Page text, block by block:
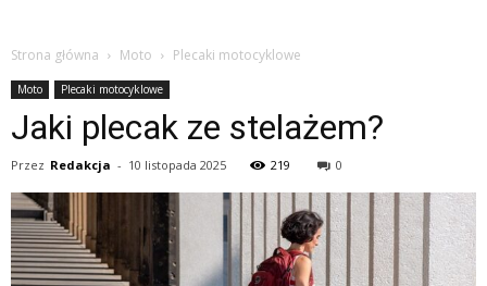
Strona główna Moto Plecaki motocyklowe
Moto Plecaki motocyklowe
Jaki plecak ze stelażem?
Przez Redakcja - 10 listopada 2025 219 0